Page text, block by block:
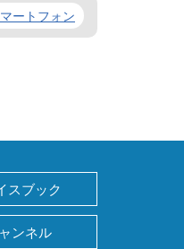
ートフォン
スブック
ンネル